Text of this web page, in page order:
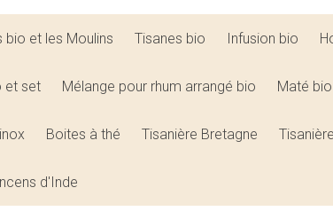
bio et les Moulins Tisanes bio Infusion bio
et set Mélange pour rhum arrangé bio Maté
Boites à thé Tisanière Bretagne
d'Inde